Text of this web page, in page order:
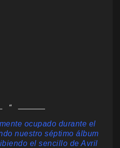
ocupado durante el
nuestro séptimo álbum
el sencillo de Avril